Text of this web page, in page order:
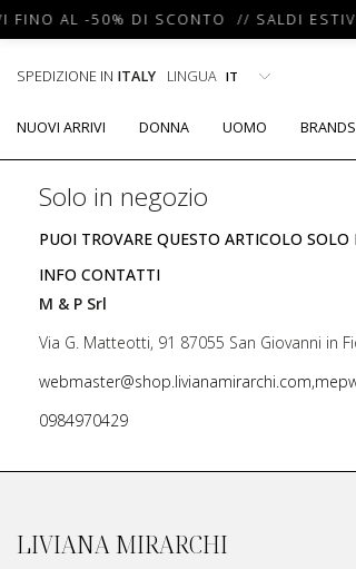
FINO AL -50% DI SCONTO // SALDI
SPEDIZIONE IN ITALY LINGUA
NUOVI ARRIVI DONNA UOMO BRANDS
Solo in negozio
PUOI TROVARE QUESTO ARTICOLO
INFO CONTATTI
M & P Srl
Via G. Matteotti, 91 87055 San Giovanni in
0984970429
LIVIANA MIRARCHI